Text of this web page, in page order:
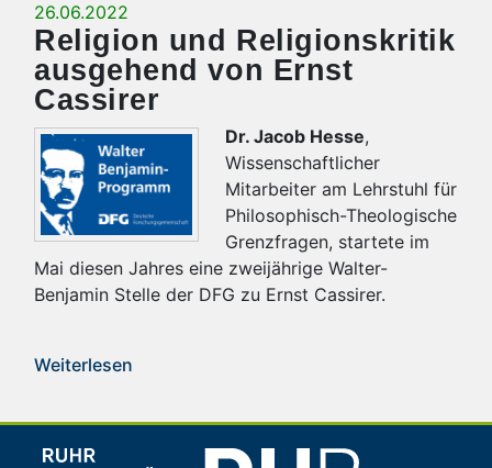
26.06.2022
Religion und Religionskritik
ausgehend von Ernst
Cassirer
Dr. Jacob Hesse,
Wissenschaftlicher
Mitarbeiter am Lehrstuhl für
Philosophisch-Theologische
Grenzfragen, startete im
Mai diesen Jahres eine zweijährige Walter-
Benjamin Stelle der DFG zu Ernst Cassirer.
Weiterlesen